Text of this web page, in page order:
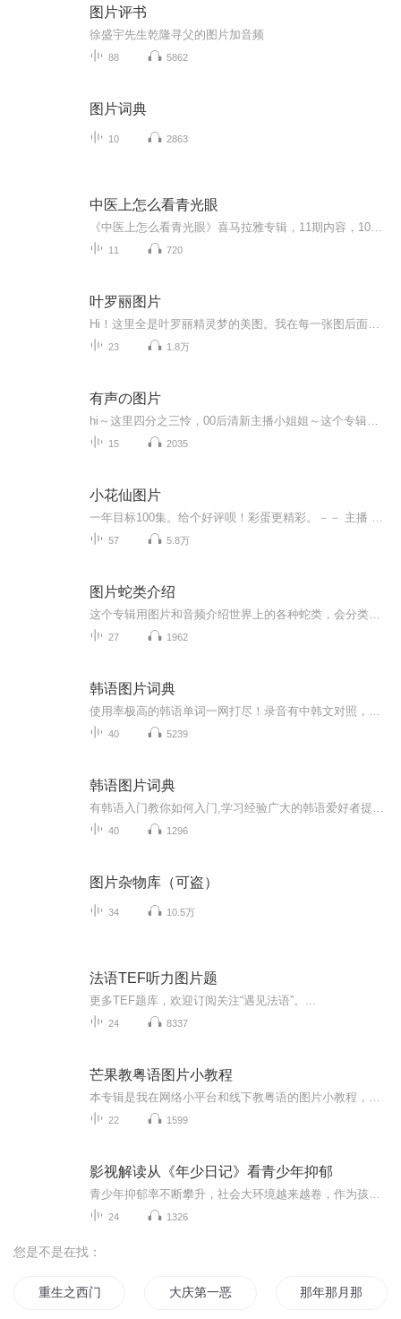
图片评书
徐盛宇先生乾隆寻父的图片加音频
88 5862
图片词典
10 2863
中医上怎么看青光眼
11 720
叶罗丽图片
23 1.8万
有声の图片
15 2035
小花仙图片
57 5.8万
图片蛇类介绍
27 1962
韩语图片词典
40 5239
韩语图片词典
40 1296
图片杂物库（可盗）
34 10.5万
法语TEF听力图片题
更多TEF题库，欢迎订阅关注“遇见法语”。...
24 8337
芒果教粤语图片小教程
22 1599
影视解读从《年少日记》看青少年抑郁
24 1326
您是不是在找：
重生之西门庆 大庆第一恶 那年那月那时节